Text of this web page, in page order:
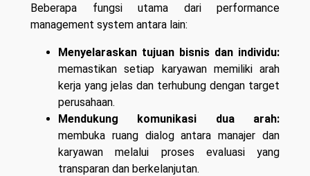
Beberapa fungsi utama dari performance
management system antara lain:
Menyelaraskan tujuan bisnis dan individu:
memastikan setiap karyawan memiliki arah
kerja yang jelas dan terhubung dengan target
perusahaan.
Mendukung komunikasi dua arah:
membuka ruang dialog antara manajer dan
karyawan melalui proses evaluasi yang
transparan dan berkelanjutan.